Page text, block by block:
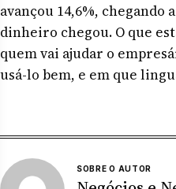
avançou 14,6%, chegando
dinheiro chegou. O que
quem vai ajudar o
usá-lo bem, e em que
SOBRE O AUTOR